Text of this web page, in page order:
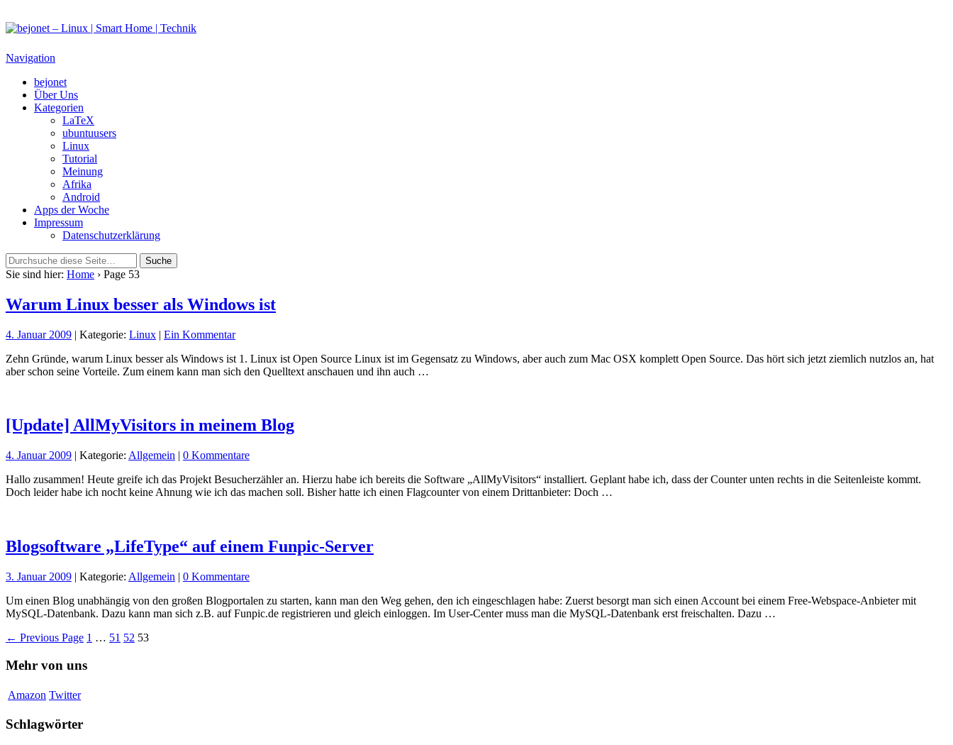
Navigation
bejonet
Über Uns
Kategorien
LaTeX
ubuntuusers
Linux
Tutorial
Meinung
Afrika
Android
Apps der Woche
Impressum
Datenschutzerklärung
Sie sind hier: Home › Page 53
Warum Linux besser als Windows ist
4. Januar 2009 | Kategorie: Linux | Ein Kommentar
Zehn Gründe, warum Linux besser als Windows ist 1. Linux ist Open Source Linux ist im Gegensatz zu Windows, aber auch zum Mac OSX komplett Open Source. Das hört sich jetzt ziemlich nutzlos an, hat
aber schon seine Vorteile. Zum einem kann man sich den Quelltext anschauen und ihn auch …
[Update] AllMyVisitors in meinem Blog
4. Januar 2009 | Kategorie: Allgemein | 0 Kommentare
Hallo zusammen! Heute greife ich das Projekt Besucherzähler an. Hierzu habe ich bereits die Software „AllMyVisitors“ installiert. Geplant habe ich, dass der Counter unten rechts in die Seitenleiste kommt.
Doch leider habe ich nocht keine Ahnung wie ich das machen soll. Bisher hatte ich einen Flagcounter von einem Drittanbieter: Doch …
Blogsoftware „LifeType“ auf einem Funpic-Server
3. Januar 2009 | Kategorie: Allgemein | 0 Kommentare
Um einen Blog unabhängig von den großen Blogportalen zu starten, kann man den Weg gehen, den ich eingeschlagen habe: Zuerst besorgt man sich einen Account bei einem Free-Webspace-Anbieter mit
MySQL-Datenbank. Dazu kann man sich z.B. auf Funpic.de registrieren und gleich einloggen. Im User-Center muss man die MySQL-Datenbank erst freischalten. Dazu …
← Previous Page 1 … 51 52 53
Mehr von uns
Amazon Twitter
Schlagwörter